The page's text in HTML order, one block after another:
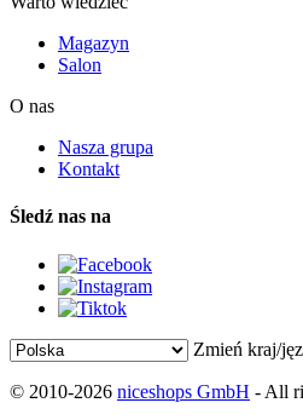
Magazyn
Salon
O nas
Nasza grupa
Kontakt
Śledź nas na
Zmień kraj/
© 2010-2026 niceshops GmbH - All